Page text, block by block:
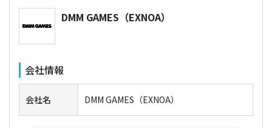
DMM GAMES（EXNOA）
会社情報
会社名 DMM GAMES（EXNOA）